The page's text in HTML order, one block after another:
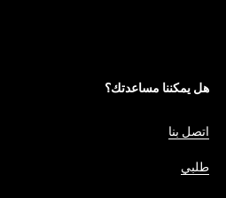
هل يمكننا مساعدتك؟
اتصل بنا
طلبي